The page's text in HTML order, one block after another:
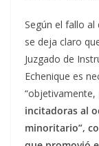
Según el fallo
se deja claro
Juzgado de
Echenique es
“objetivamente,
incitadoras al
minoritario”,